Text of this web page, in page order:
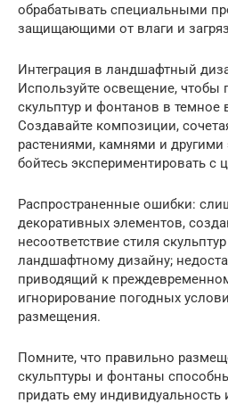
обрабатывать специальными
защищающими от влаги и
Интеграция в ландшафтный
Используйте освещение, чтобы
скульптур и фонтанов в темное
Создавайте композиции,
растениями, камнями и
бойтесь экспериментировать
Распространенные ошибки:
декоративных элементов,
несоответствие стиля
ландшафтному дизайну;
приводящий к
игнорирование погодных
размещения.
Помните, что правильно
скульптуры и фонтаны
придать ему индивидуальность